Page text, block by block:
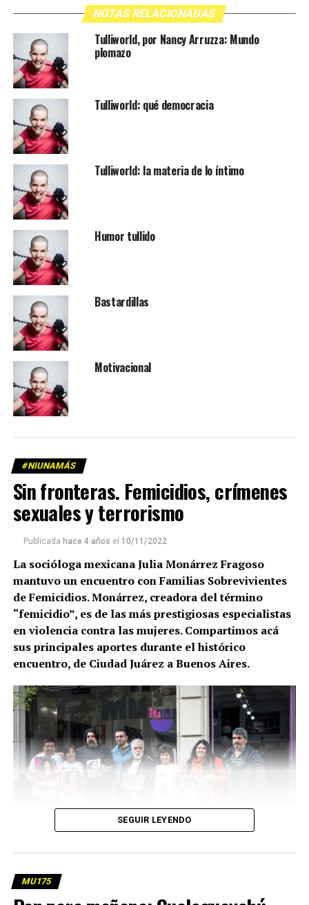
NOTAS RELACIONADAS
Tulliworld, por Nancy Arruzza: Mundo
plomazo
Tulliworld: qué democracia
Tulliworld: la materia de lo íntimo
Humor tullido
Bastardillas
Motivacional
#NIUNAMÁS
Sin fronteras. Femicidios, crímenes
sexuales y terrorismo
Publicada hace 4 años el 10/11/2022
La socióloga mexicana Julia Monárrez Fragoso
mantuvo un encuentro con Familias Sobrevivientes
de Femicidios. Monárrez, creadora del término
“femicidio”, es de las más prestigiosas especialistas
en violencia contra las mujeres. Compartimos acá
sus principales aportes durante el histórico
encuentro, de Ciudad Juárez a Buenos Aires.
Familias Sobrevivientes de Femicidios en MU. Lo que
surgió de un contacto histórico. Fotos: Lina Etchesuri
SEGUIR LEYENDO
MU175